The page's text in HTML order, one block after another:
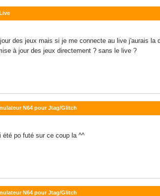
des jeux mais si je me connecte au live j'aurais la
à jour des jeux directement ? sans le live ?
N64 pour Jtag/Glitch
été po futé sur ce coup la ^^
N64 pour Jtag/Glitch